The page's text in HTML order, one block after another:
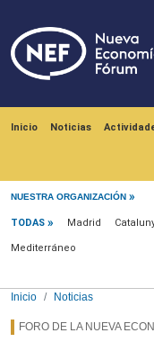
Inicio Noticias
NUESTRA ORGANIZACIÓN
Menú noticias
TODAS Madrid
Mediterráneo
Inicio Noticias
FORO DE LA NUEVA